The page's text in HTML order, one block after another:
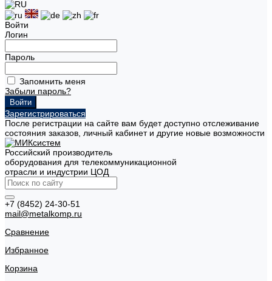
Войти
Логин
Пароль
Запомнить меня
Забыли пароль?
Зарегистрироваться
После регистрации на сайте вам будет доступно отслеживание
состояния заказов, личный кабинет и другие новые возможности
Российский производитель
оборудования для телекоммуникационной
отрасли и индустрии ЦОД
+7 (8452) 24-30-51
mail@metalkomp.ru
Сравнение
Избранное
Корзина